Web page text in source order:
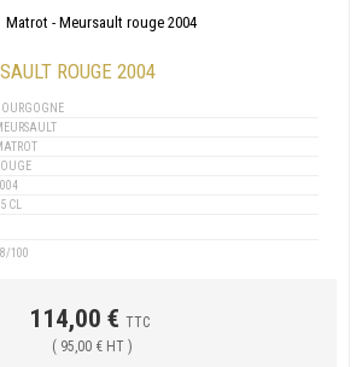
ROUGE 2004
CL
100
114,00 € TTC
( 95,00 € HT )